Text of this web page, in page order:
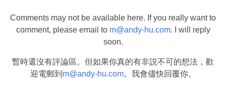
Comments may not be available here. If you really want to
comment, please email to m@andy-hu.com. I will reply
soon.
暫時還沒有評論區。但如果你真的有非説不可的想法，歡
迎電郵到 m@andy-hu.com。我會儘快回覆你。